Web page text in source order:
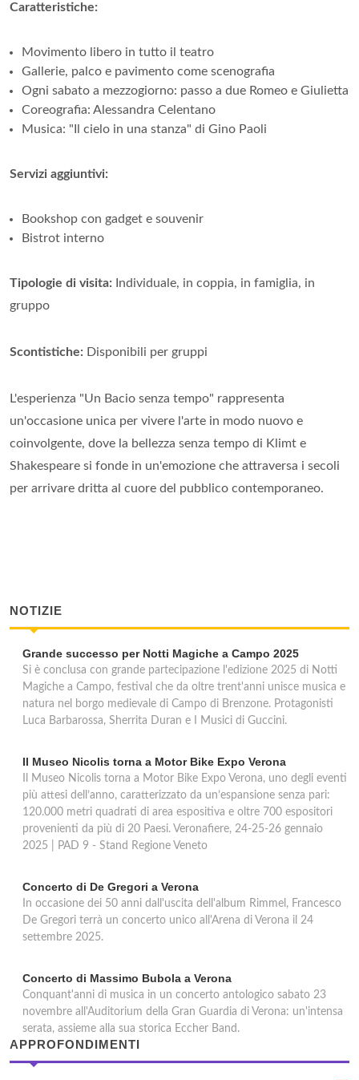
Caratteristiche:
Movimento libero in tutto il teatro
Gallerie, palco e pavimento come scenografia
Ogni sabato a mezzogiorno: passo a due Romeo e Giulietta
Coreografia: Alessandra Celentano
Musica: "Il cielo in una stanza" di Gino Paoli
Servizi aggiuntivi:
Bookshop con gadget e souvenir
Bistrot interno
Tipologie di visita: Individuale, in coppia, in famiglia, in
gruppo
Scontistiche: Disponibili per gruppi
L'esperienza "Un Bacio senza tempo" rappresenta
un'occasione unica per vivere l'arte in modo nuovo e
coinvolgente, dove la bellezza senza tempo di Klimt e
Shakespeare si fonde in un'emozione che attraversa i secoli
per arrivare dritta al cuore del pubblico contemporaneo.
NOTIZIE
Grande successo per Notti Magiche a Campo 2025
Si è conclusa con grande partecipazione l'edizione 2025 di Notti
Magiche a Campo, festival che da oltre trent'anni unisce musica e
natura nel borgo medievale di Campo di Brenzone. Protagonisti
Luca Barbarossa, Sherrita Duran e I Musici di Guccini.
Il Museo Nicolis torna a Motor Bike Expo Verona
Il Museo Nicolis torna a Motor Bike Expo Verona, uno degli eventi
più attesi dell’anno, caratterizzato da un’espansione senza pari:
120.000 metri quadrati di area espositiva e oltre 700 espositori
provenienti da più di 20 Paesi. Veronafiere, 24-25-26 gennaio
2025 | PAD 9 - Stand Regione Veneto
Concerto di De Gregori a Verona
In occasione dei 50 anni dall'uscita dell'album Rimmel, Francesco
De Gregori terrà un concerto unico all'Arena di Verona il 24
settembre 2025.
Concerto di Massimo Bubola a Verona
Conquant'anni di musica in un concerto antologico sabato 23
novembre all'Auditorium della Gran Guardia di Verona: un'intensa
serata, assieme alla sua storica Eccher Band.
APPROFONDIMENTI